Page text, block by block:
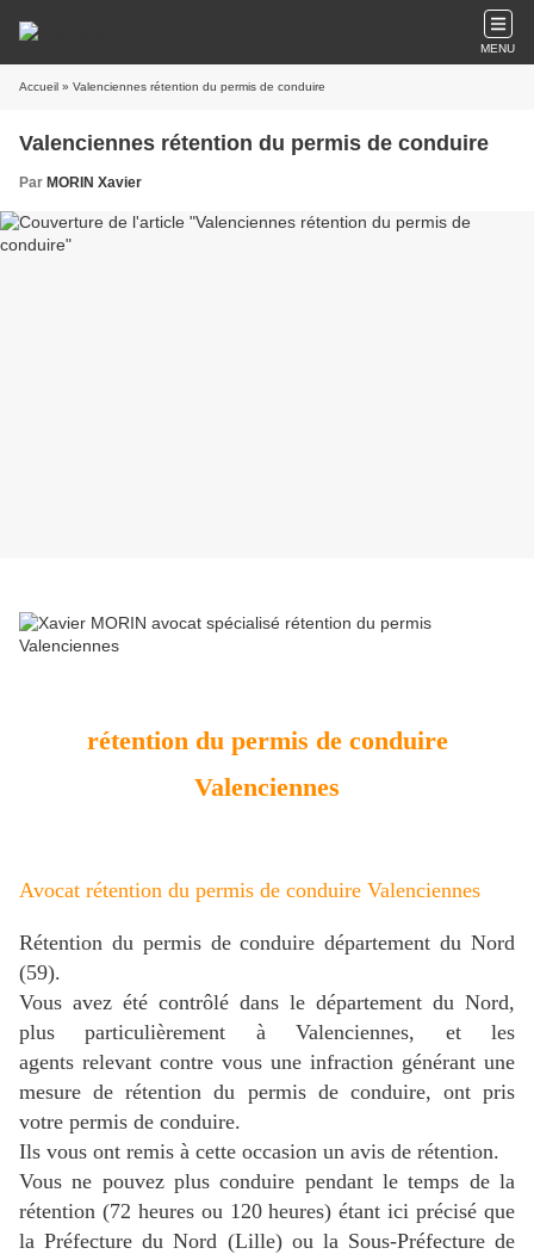
MENU
Accueil » Valenciennes rétention du permis de conduire
Valenciennes rétention du permis de conduire
Par MORIN Xavier
rétention du permis de conduire
Valenciennes
Avocat rétention du permis de conduire Valenciennes
Rétention du permis de conduire département du Nord
(59).
Vous avez été contrôlé dans le département du Nord,
plus particulièrement à Valenciennes, et les
agents relevant contre vous une infraction générant une
mesure de rétention du permis de conduire, ont pris
votre permis de conduire.
Ils vous ont remis à cette occasion un avis de rétention.
Vous ne pouvez plus conduire pendant le temps de la
rétention (72 heures ou 120 heures) étant ici précisé que
la Préfecture du Nord (Lille) ou la Sous-Préfecture de